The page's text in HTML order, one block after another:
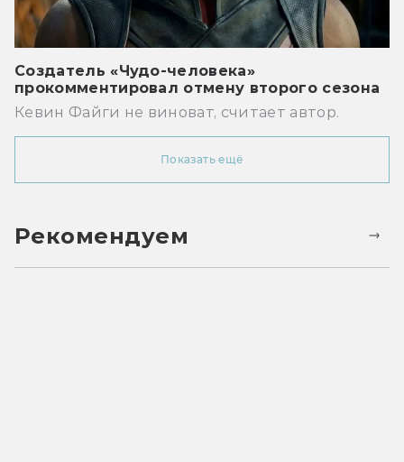
Создатель «Чудо-человека»
прокомментировал отмену второго сезона
Кевин Файги не виноват, считает автор.
Показать ещё
Рекомендуем